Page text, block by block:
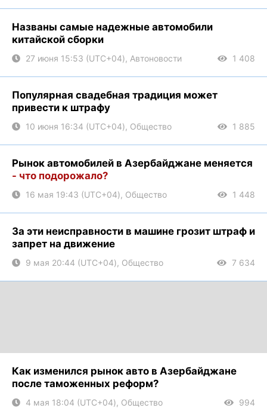
Названы самые надежные автомобили
китайской сборки
27 июня 15:53 (UTC+04), Автоновости 1 408
Популярная свадебная традиция может
привести к штрафу
10 июня 16:34 (UTC+04), Общество 1 885
Рынок автомобилей в Азербайджане меняется
- что подорожало?
16 мая 19:43 (UTC+04), Общество 1 448
За эти неисправности в машине грозит штраф и
запрет на движение
9 мая 20:44 (UTC+04), Общество 7 634
Как изменился рынок авто в Азербайджане
после таможенных реформ?
4 мая 18:04 (UTC+04), Общество 994